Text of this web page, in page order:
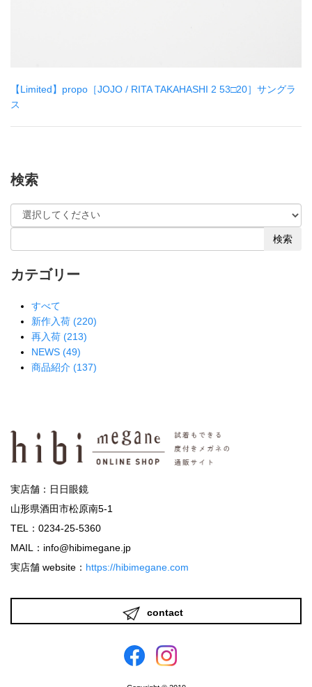
【Limited】propo［JOJO / RITA TAKAHASHI 2 53□20］サングラ
ス
検索
検索
カテゴリー
すべて
新作入荷 (220)
再入荷 (213)
NEWS (49)
商品紹介 (137)
実店舗：日日眼鏡
山形県酒田市松原南5-1
TEL：0234-25-5360
MAIL：info@hibimegane.jp
実店舗 website： https://hibimegane.com
contact